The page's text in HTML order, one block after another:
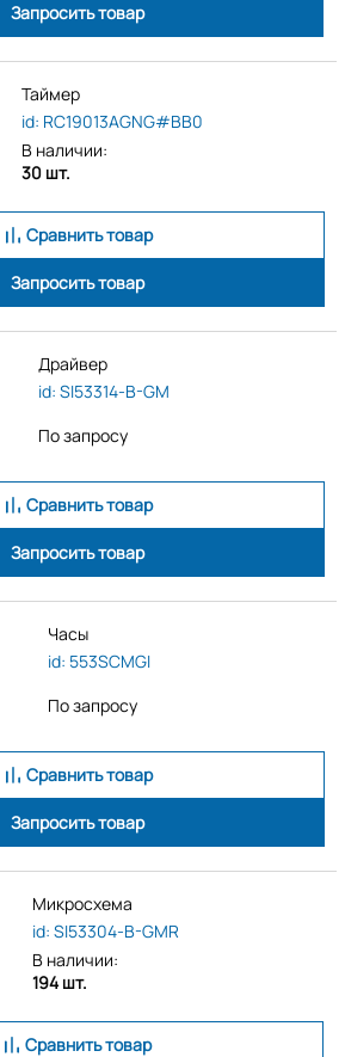
Запросить товар
Таймер
id: RC19013AGNG#BB0
В наличии:
30 шт.
Сравнить товар
Запросить товар
Драйвер
id: SI53314-B-GM
По запросу
Сравнить товар
Запросить товар
Часы
id: 553SCMGI
По запросу
Сравнить товар
Запросить товар
Микросхема
id: SI53304-B-GMR
В наличии:
194 шт.
Сравнить товар